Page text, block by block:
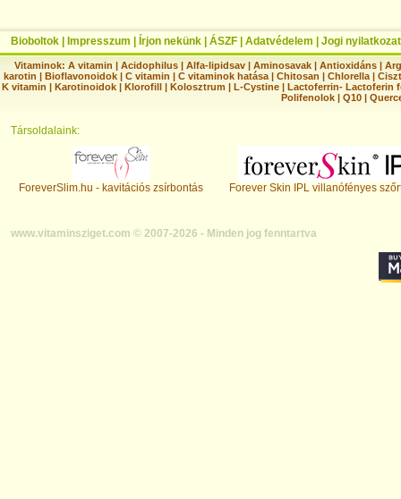
Bioboltok Impresszum Írjon nekünk ÁSZF Adatvédelem Jogi nyilatkozat
Vitaminok: A vitamin |Acidophilus |Alfa-lipidsav |Aminosavak |Antioxidáns |
karotin | Bioflavonoidok | C vitamin | C vitaminok hatása | Chitosan | Chlorella |
K vitamin | Karotinoidok | Klorofill | Kolosztrum | L-Cystine | Lactoferrin- Lactoferin
Polifenolok |Q10 |
Társoldalaink:
ForeverSlim.hu - kavitációs zsírbontás Forever Skin IPL villanófényes
www.vitaminsziget.com © 2007-2026 - Minden jog fenntartva